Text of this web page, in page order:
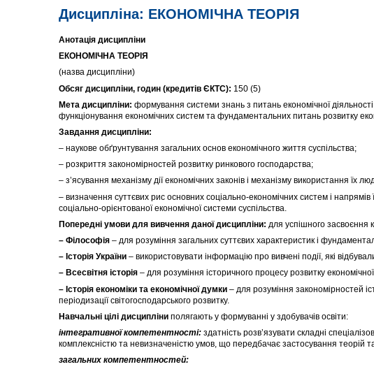
Дисципліна: ЕКОНОМІЧНА ТЕОРІЯ
Анотація дисципліни
ЕКОНОМІЧНА ТЕОРІЯ
(назва дисципліни)
Обсяг дисципліни, годин (кредитів ЄКТС): 150 (5)
Мета дисципліни: формування системи знань з питань економічної діяльності
функціонування економічних систем та фундаментальних питань розвитку
Завдання дисципліни:
– наукове обґрунтування загальних основ економічного життя суспільства;
– розкриття закономірностей розвитку ринкового господарства;
– з’ясування механізму дії економічних законів і механізму використання їх
– визначення суттєвих рис основних соціально-економічних систем і
соціально-орієнтованої економічної системи суспільства.
Попередні умови для вивчення даної дисципліни: для успішного засвоєння
– Філософія– для розуміння загальних суттєвих характеристик і
– Історія України – використовувати інформацію про вивчені події, які
– Всесвітня історія– для розуміння історичного процесу розвитку
– Історія економіки та економічної думки– для розуміння закономірностей
періодизації світогосподарського розвитку.
Навчальні цілі дисципліни полягають у формуванні у здобувачів освіти:
інтегративної компетентності: здатність розв’язувати складні
комплексністю та невизначеністю умов, що передбачає застосування теорій
загальних компетентностей: